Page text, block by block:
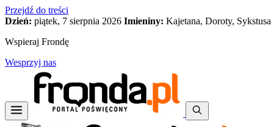
Przejdź do treści
Dzień: piątek, 7 sierpnia 2026 Imieniny: Kajetana, Doroty, Sykstusa
Wspieraj Frondę
Wesprzyj nas